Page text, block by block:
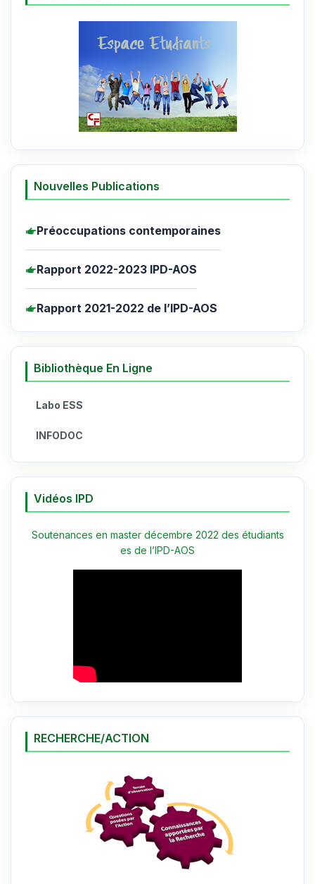
Nouvelles Publications
Préoccupations contemporaines
Rapport 2022-2023 IPD-AOS
Rapport 2021-2022 de l’IPD-AOS
Bibliothèque En Ligne
Labo ESS
INFODOC
Vidéos IPD
Soutenances en master décembre 2022 des étudiants
es de l’IPD-AOS
RECHERCHE/ACTION